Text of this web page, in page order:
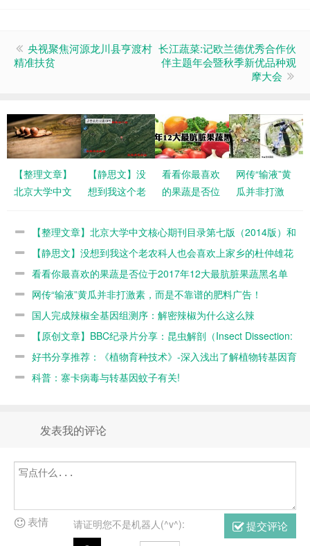
央视聚焦河源龙川县亨渡村
精准扶贫
长江蔬菜:记欧兰德优秀合作伙
伴主题年会暨秋季新优品种观
摩大会
【整理文章】
北京大学中文
第七版
和第八版本
（2017版）
【静思文】没
想到我这个老
欢上家乡的杜
看看你最喜欢
的果蔬是否位
大最肮脏果蔬
网传“输液”黄
瓜并非打激
谱的肥料广
告！
【整理文章】北京大学中文核心期刊目录第七版（2014版）和
第八版本（2017版）
【静思文】没想到我这个老农科人也会喜欢上家乡的杜仲雄花
茶 看看你最喜欢的果蔬是否位于2017年12大最肮脏果蔬黑名单
网传“输液”黄瓜并非打激素，而是不靠谱的肥料广告！
国人完成辣椒全基因组测序：解密辣椒为什么这么辣
【原创文章】BBC纪录片分享：昆虫解剖（Insect Dissection:
How Insects Work）
好书分享推荐：《植物育种技术》-深入浅出了解植物转基因育
种 科普：寨卡病毒与转基因蚊子有关!
发表我的评论
提交评论
请证明您不是机器人(^v^):
表情